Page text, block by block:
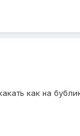
как на